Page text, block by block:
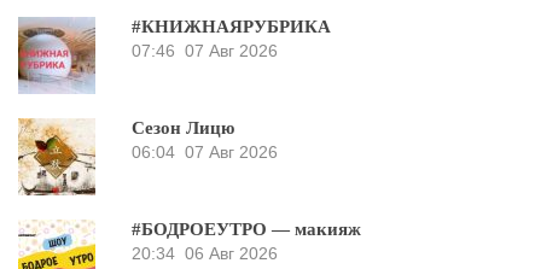
#КНИЖНАЯРУБРИКА
07:46 07 Авг 2026
Сезон Лицю
06:04 07 Авг 2026
#БОДРОЕУТРО — макияж
20:34 06 Авг 2026